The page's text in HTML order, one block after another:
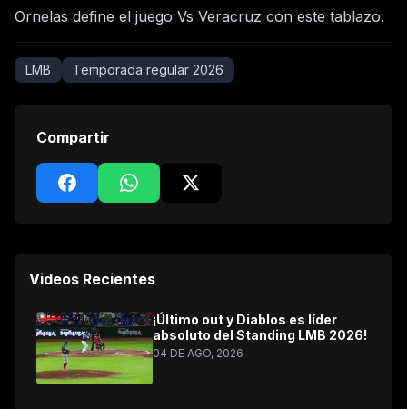
Ornelas define el juego Vs Veracruz con este tablazo.
LMB Temporada regular 2026
Compartir
Videos Recientes
¡Último out y Diablos es líder
absoluto del Standing LMB 2026!
04 DE AGO, 2026